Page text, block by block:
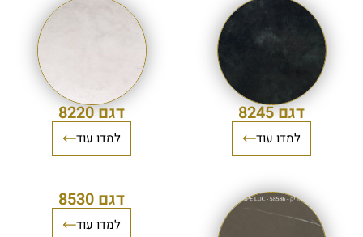
דגם 8245
למדו עוד
דגם 8220
למדו עוד
דגם 8530
למדו עוד